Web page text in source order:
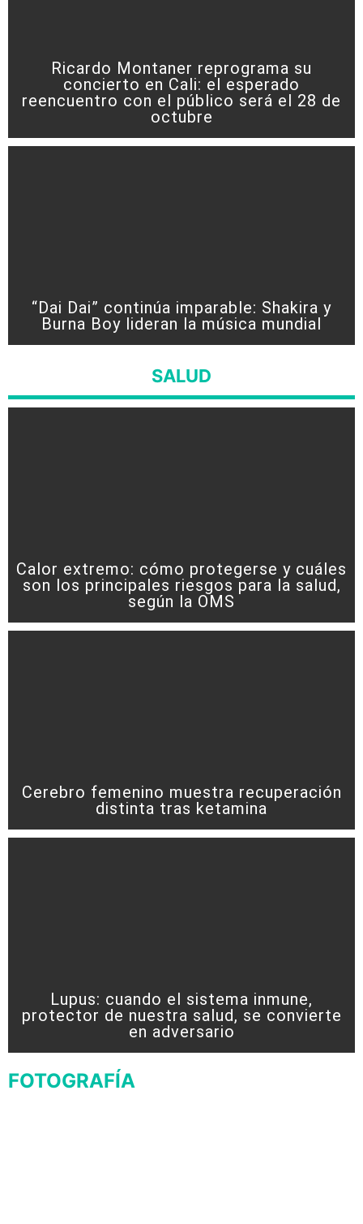
Ricardo Montaner reprograma su
concierto en Cali: el esperado
reencuentro con el público será el 28 de
octubre
“Dai Dai” continúa imparable: Shakira y
Burna Boy lideran la música mundial
SALUD
Calor extremo: cómo protegerse y cuáles
son los principales riesgos para la salud,
según la OMS
Cerebro femenino muestra recuperación
distinta tras ketamina
Lupus: cuando el sistema inmune,
protector de nuestra salud, se convierte
en adversario
FOTOGRAFÍA